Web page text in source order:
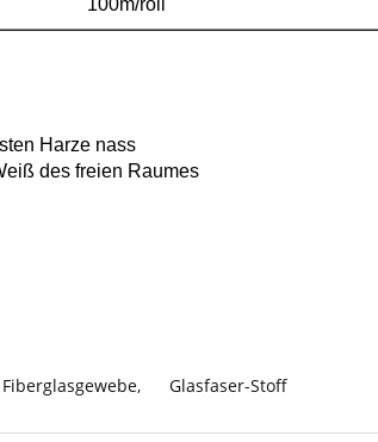
100m/roll
Harze nass
des freien Raumes
Fiberglasgewebe, Glasfaser-Stoff